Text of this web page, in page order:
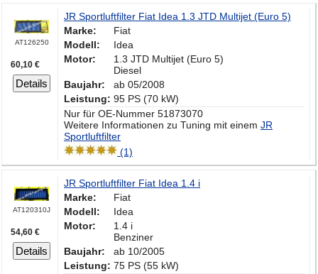
AT126250
60,10 €
Details
JR Sportluftfilter Fiat Idea 1.3 JTD Multijet (Euro 5)
Marke:
Fiat
Modell:
Idea
Motor:
1.3 JTD Multijet (Euro 5)
Diesel
Baujahr:
ab 05/2008
Leistung: 95 PS (70 kW)
Nur für OE-Nummer 51873070
Weitere Informationen zu Tuning mit einem JR
Sportluftfilter
(1)
AT120310J
54,60 €
Details
JR Sportluftfilter Fiat Idea 1.4 i
Marke:
Fiat
Modell:
Idea
Motor:
1.4 i
Benziner
Baujahr:
ab 10/2005
Leistung: 75 PS (55 kW)